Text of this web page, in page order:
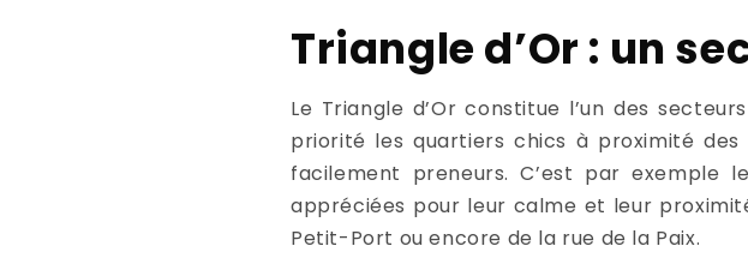
Triangle d’Or : un
Le Triangle d’Or constitue l’un des
priorité les quartiers chics à proximité des
facilement preneurs. C’est par exemple
appréciées pour leur calme et leur
Petit-Port ou encore de la rue de la Paix.